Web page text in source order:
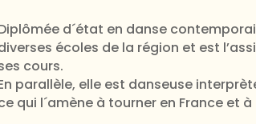
d´état en danse
écoles de la région et est
cours.
parallèle, elle est danseuse
qui l´amène à tourner en France et à